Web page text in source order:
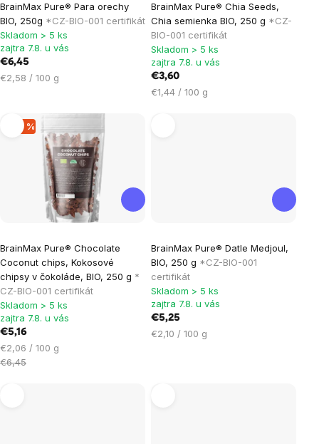
BrainMax Pure® Para orechy
BIO, 250g *CZ-BIO-001 certifikát
hodnotenie
produktu
je
5,0
z
hviezdičiek.
Skladom > 5 ks
zajtra 7.8. u vás
€6,45
Jednotková
€2,58 / 100 g
BrainMax Pure® Chia Seeds,
Chia semienka BIO, 250 g *CZ-
BIO-001 certifikát
hodnotenie
produktu
je
5,0
z
5
Skladom > 5 ks
zajtra 7.8. u vás
€3,60
Jednotková
€1,44 / 100 g
–20 %
BrainMax Pure® Chocolate
Coconut chips, Kokosové
chipsy v čokoláde, BIO, 250 g *
CZ-BIO-001 certifikát
hodnotenie
produktu
je
5,0
z
hviezdičiek.
Skladom > 5 ks
zajtra 7.8. u vás
€5,16
Jednotková
cena:
€2,06 / 100 g
€6,45
BrainMax Pure® Datle Medjoul,
BIO, 250 g *CZ-BIO-001
certifikát
Skladom > 5 ks
zajtra 7.8. u vás
€5,25
Jednotková
€2,10 / 100 g